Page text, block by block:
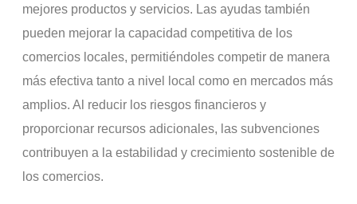
mejores productos y servicios. Las ayudas también
pueden mejorar la capacidad competitiva de los
comercios locales, permitiéndoles competir de manera
más efectiva tanto a nivel local como en mercados más
amplios. Al reducir los riesgos financieros y
proporcionar recursos adicionales, las subvenciones
contribuyen a la estabilidad y crecimiento sostenible de
los comercios.